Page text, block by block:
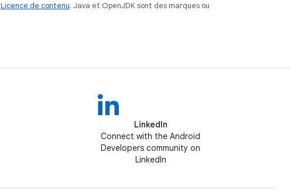
Licence de contenu. Java et OpenJDK sont des marques ou
LinkedIn
Connect with the Android
Developers community on
LinkedIn